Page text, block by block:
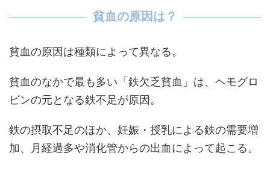
貧血の原因は？
貧血の原因は種類によって異なる。
貧血のなかで最も多い「鉄欠乏貧血」は、ヘモグロ
ビンの元となる鉄不足が原因。
鉄の摂取不足のほか、妊娠・授乳による鉄の需要増
加、月経過多や消化管からの出血によって起こる。